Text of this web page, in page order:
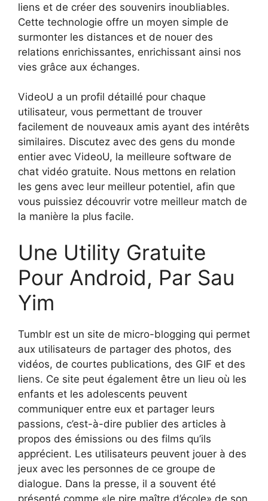
liens et de créer des souvenirs inoubliables.
Cette technologie offre un moyen simple de
surmonter les distances et de nouer des
relations enrichissantes, enrichissant ainsi nos
vies grâce aux échanges.
VideoU a un profil détaillé pour chaque
utilisateur, vous permettant de trouver
facilement de nouveaux amis ayant des intérêts
similaires. Discutez avec des gens du monde
entier avec VideoU, la meilleure software de
chat vidéo gratuite. Nous mettons en relation
les gens avec leur meilleur potentiel, afin que
vous puissiez découvrir votre meilleur match de
la manière la plus facile.
Une Utility Gratuite
Pour Android, Par Sau
Yim
Tumblr est un site de micro-blogging qui permet
aux utilisateurs de partager des photos, des
vidéos, de courtes publications, des GIF et des
liens. Ce site peut également être un lieu où les
enfants et les adolescents peuvent
communiquer entre eux et partager leurs
passions, c’est-à-dire publier des articles à
propos des émissions ou des films qu’ils
apprécient. Les utilisateurs peuvent jouer à des
jeux avec les personnes de ce groupe de
dialogue. Dans la presse, il a souvent été
présenté comme «le pire maître d’école» de son